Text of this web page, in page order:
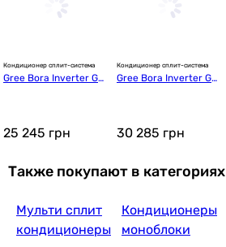
39 556грн
42 253грн
Кондиционер сплит-система
Gree Bora Inverter GW
25 245 грн
Кондиционер сплит-система
Gree Bora Inverter GW
30 285 грн
Также покупают в категориях
Мульти сплит
кондиционеры
Кондиционеры
моноблоки